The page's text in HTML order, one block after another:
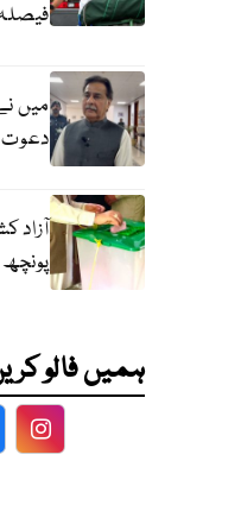
میں
دعوت
آزاد
پونچھ
ہمیں فالو
Facebook